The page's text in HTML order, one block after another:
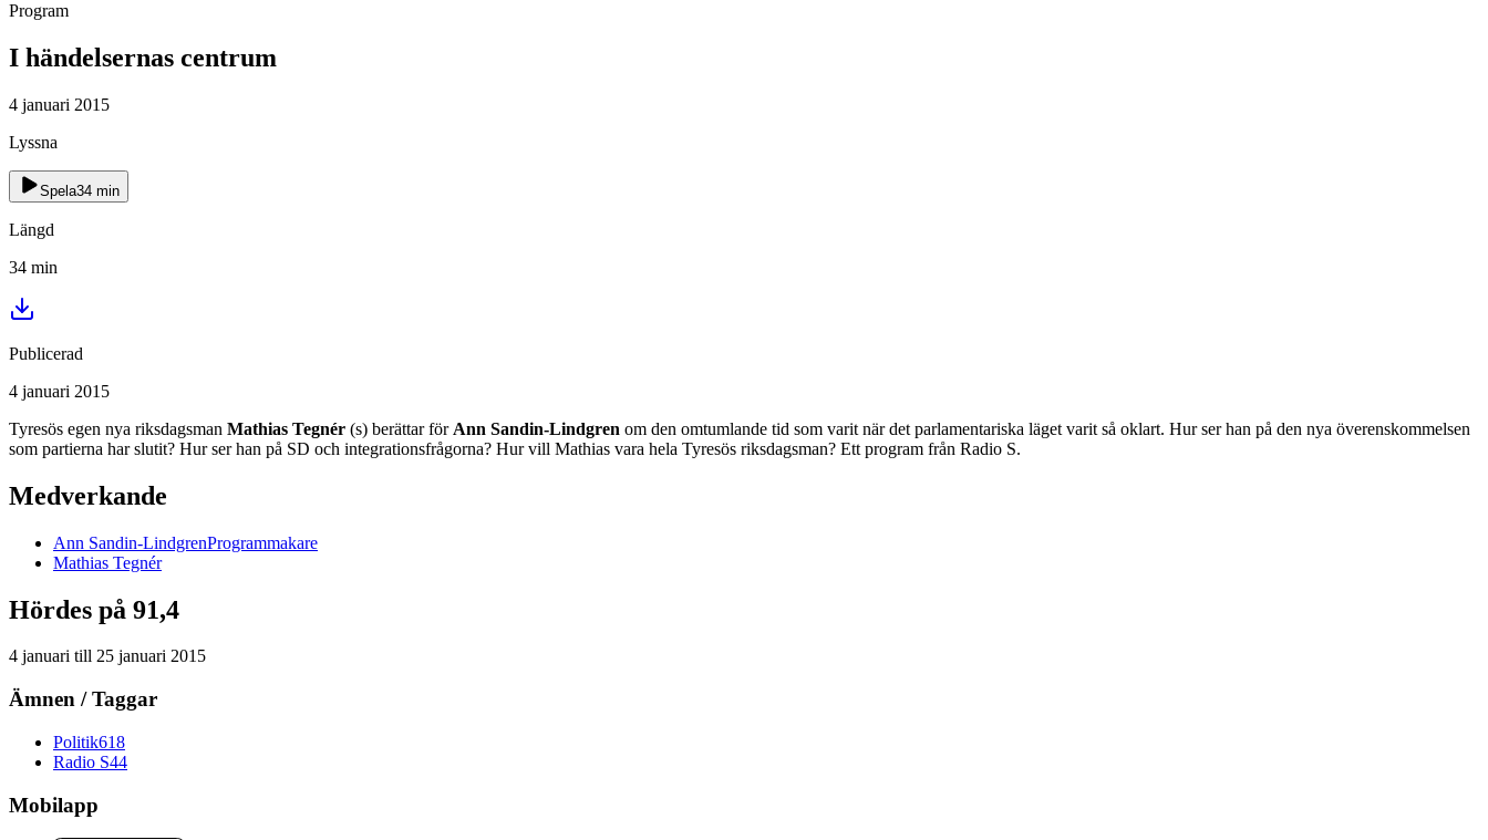
Program
I händelsernas centrum
4 januari 2015
Lyssna
Spela34 min
Längd
34 min
Publicerad
4 januari 2015
Tyresös egen nya riksdagsman Mathias Tegnér (s) berättar för Ann Sandin-Lindgren om den omtumlande tid som varit när det parlamentariska läget varit så oklart. Hur ser han på den nya överenskommelsen
som partierna har slutit? Hur ser han på SD och integrationsfrågorna? Hur vill Mathias vara hela Tyresös riksdagsman? Ett program från Radio S.
Medverkande
Ann Sandin-LindgrenProgrammakare
Mathias Tegnér
Hördes på 91,4
4 januari till 25 januari 2015
Ämnen / Taggar
Politik618
Radio S44
Mobilapp